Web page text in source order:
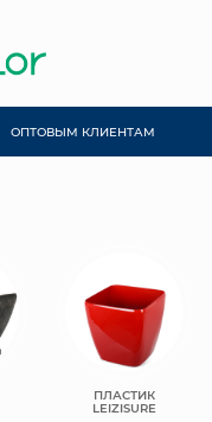
ОПТОВЫМ КЛИЕНТАМ
ПЛАСТИК
LEIZISURE